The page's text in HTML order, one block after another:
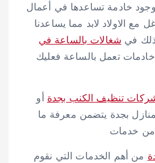
وجود خادمة تساعدها في أعمال
مع الاولاد لابد مما يساعدنا
في شغالات بالساعة في
خادمات تعمل بالساعة فعليك
تنظيف الكنب بجدة أو
بجدة يتضمن معرفة ما
من خدمات
من أهم الخدمات التي نقوم